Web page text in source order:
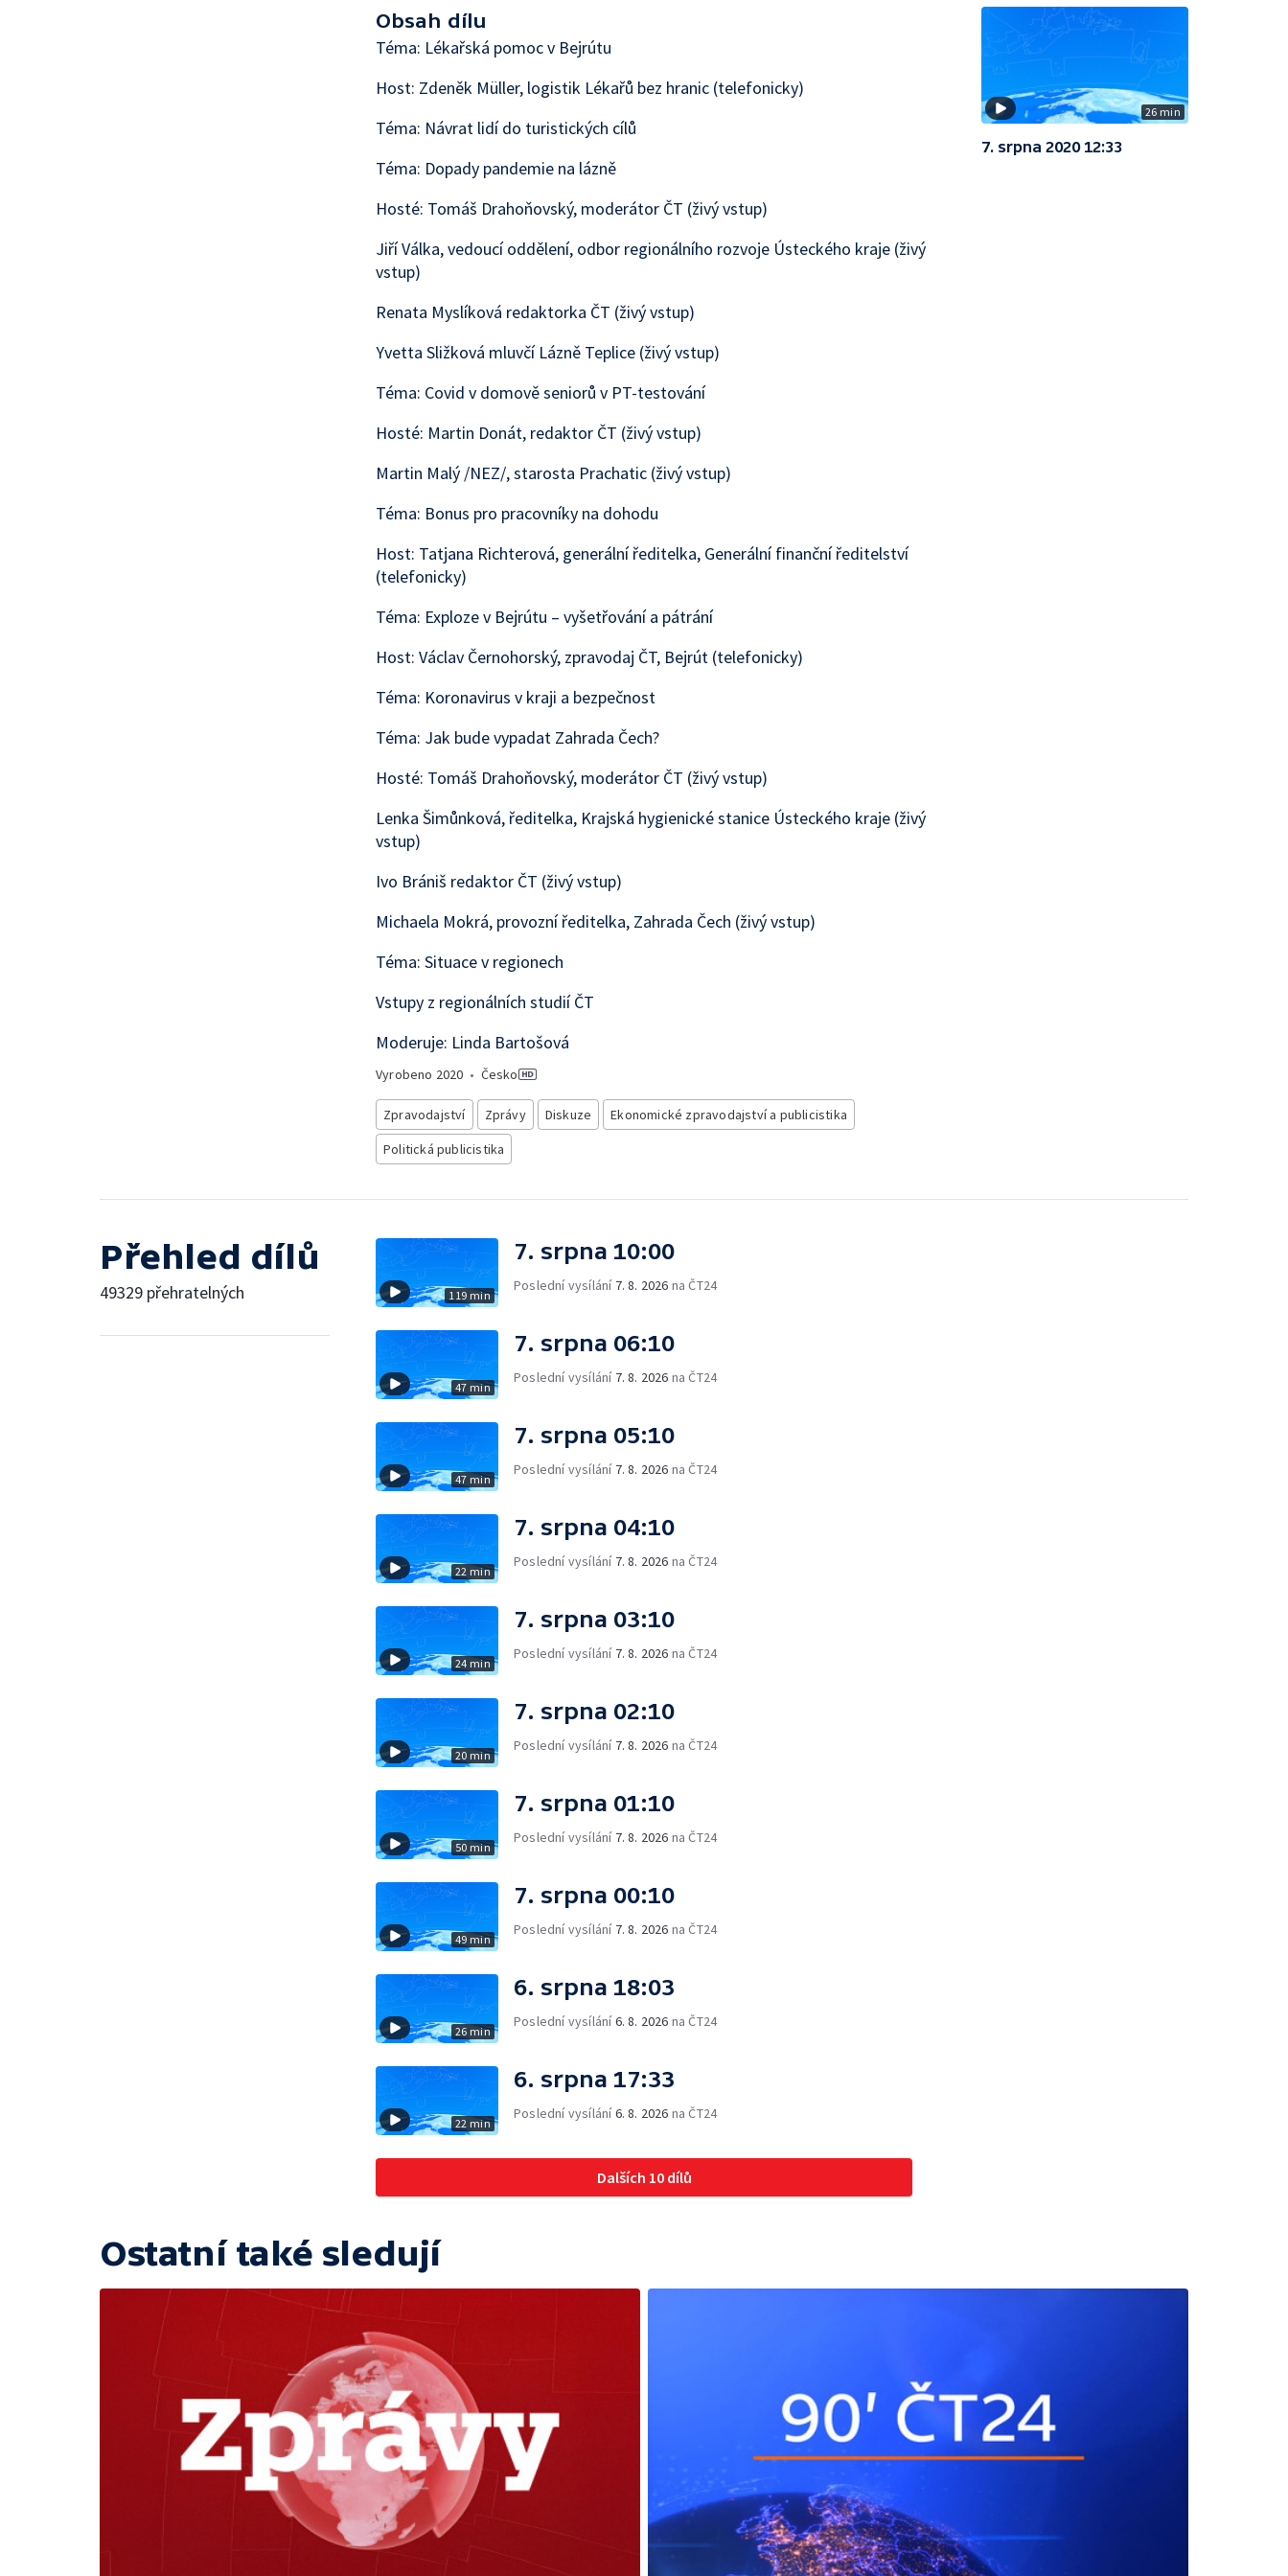
Obsah dílu
Téma: Lékařská pomoc v Bejrútu
Host: Zdeněk Müller, logistik Lékařů bez hranic (telefonicky)
Téma: Návrat lidí do turistických cílů
Téma: Dopady pandemie na lázně
Hosté: Tomáš Drahoňovský, moderátor ČT (živý vstup)
Jiří Válka, vedoucí oddělení, odbor regionálního rozvoje Ústeckého kraje (živý
vstup)
Renata Myslíková redaktorka ČT (živý vstup)
Yvetta Sližková mluvčí Lázně Teplice (živý vstup)
Téma: Covid v domově seniorů v PT-testování
Hosté: Martin Donát, redaktor ČT (živý vstup)
Martin Malý /NEZ/, starosta Prachatic (živý vstup)
Téma: Bonus pro pracovníky na dohodu
Host: Tatjana Richterová, generální ředitelka, Generální finanční ředitelství
(telefonicky)
Téma: Exploze v Bejrútu – vyšetřování a pátrání
Host: Václav Černohorský, zpravodaj ČT, Bejrút (telefonicky)
Téma: Koronavirus v kraji a bezpečnost
Téma: Jak bude vypadat Zahrada Čech?
Hosté: Tomáš Drahoňovský, moderátor ČT (živý vstup)
Lenka Šimůnková, ředitelka, Krajská hygienické stanice Ústeckého kraje (živý
vstup)
Ivo Brániš redaktor ČT (živý vstup)
Michaela Mokrá, provozní ředitelka, Zahrada Čech (živý vstup)
Téma: Situace v regionech
Vstupy z regionálních studií ČT
Moderuje: Linda Bartošová
Vyrobeno 2020 • Česko
Zpravodajství Zprávy Diskuze
Ekonomické zpravodajství a publicistika
Politická publicistika
26 min
7. srpna 2020 12:33
Přehled dílů
49329 přehratelných 119 min
7. srpna 10:00
Poslední vysílání 7. 8. 2026 na ČT24
47 min
7. srpna 06:10
Poslední vysílání 7. 8. 2026 na ČT24
47 min
7. srpna 05:10
Poslední vysílání 7. 8. 2026 na ČT24
22 min
7. srpna 04:10
Poslední vysílání 7. 8. 2026 na ČT24
24 min
7. srpna 03:10
Poslední vysílání 7. 8. 2026 na ČT24
20 min
7. srpna 02:10
Poslední vysílání 7. 8. 2026 na ČT24
50 min
7. srpna 01:10
Poslední vysílání 7. 8. 2026 na ČT24
49 min
7. srpna 00:10
Poslední vysílání 7. 8. 2026 na ČT24
26 min
6. srpna 18:03
Poslední vysílání6. 8. 2026 na ČT24
22 min
6. srpna 17:33
Poslední vysílání6. 8. 2026 na ČT24
Dalších 10 dílů
Ostatní také sledují